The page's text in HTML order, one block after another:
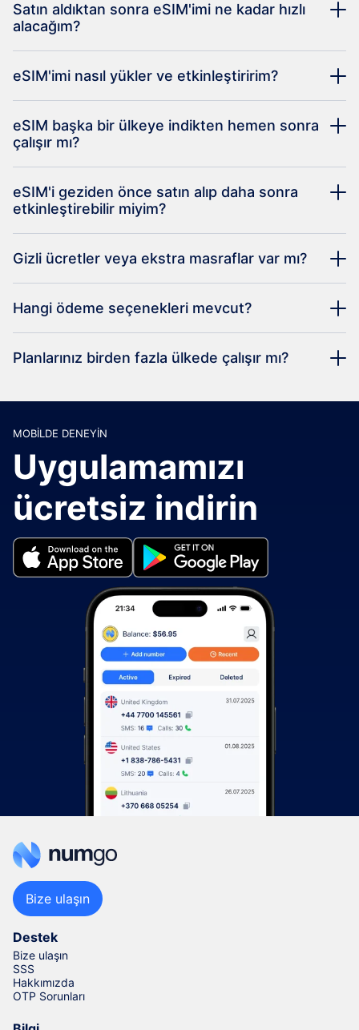
Satın aldıktan sonra eSIM'imi ne kadar hızlı
alacağım?
eSIM'imi nasıl yükler ve etkinleştiririm?
eSIM başka bir ülkeye indikten hemen sonra
çalışır mı?
eSIM'i geziden önce satın alıp daha sonra
etkinleştirebilir miyim?
Gizli ücretler veya ekstra masraflar var mı?
Hangi ödeme seçenekleri mevcut?
Planlarınız birden fazla ülkede çalışır mı?
MOBILDE DENEYIN
Uygulamamızı
ücretsiz indirin
Destek
Bize ulaşın
SSS
Hakkımızda
OTP Sorunları
Bize ulaşın